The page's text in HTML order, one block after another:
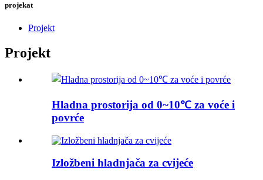
projekat
Projekt
Projekt
Hladna prostorija od 0~10℃ za voće i
povrće
Izložbeni hladnjača za cvijeće